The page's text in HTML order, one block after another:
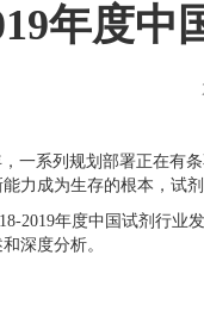
年度
一系列规划部署正在有
力成为生存的根本，试
2019年度中国试剂行业
深度分析。